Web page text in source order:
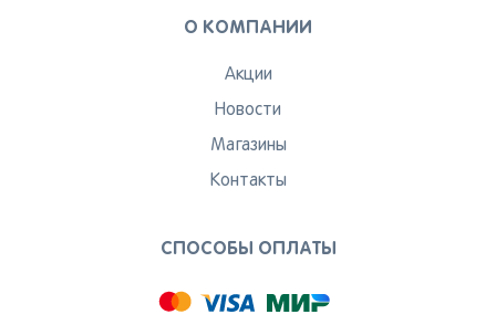
О КОМПАНИИ
Акции
Новости
Магазины
Контакты
СПОСОБЫ ОПЛАТЫ